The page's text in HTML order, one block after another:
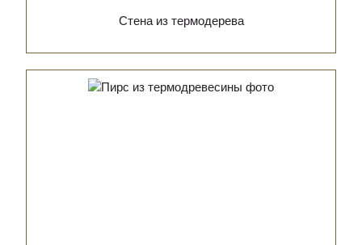
Стена из термодерева